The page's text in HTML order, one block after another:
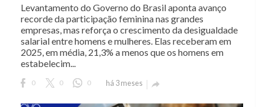
Levantamento do Governo do Brasil aponta avanço
recorde da participação feminina nas grandes
empresas, mas reforça o crescimento da desigualdade
salarial entre homens e mulheres. Elas receberam em
2025, em média, 21,3% a menos que os homens em
estabelecim...
0 0 0 há 3 meses 